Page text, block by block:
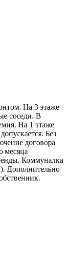
На 3 этаже
соседи. В
На 1 этаже
Без
договора
месяца
Коммуналка
Дополнительно